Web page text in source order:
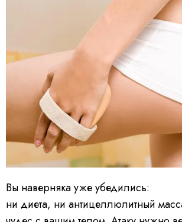
Вы наверняка уже убедились:
ни диета, ни антицеллюлитный